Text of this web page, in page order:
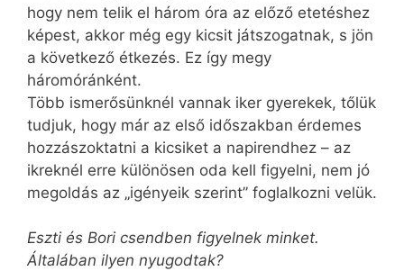
hogy nem telik el három óra az előző etetéshez
képest, akkor még egy kicsit játszogatnak, s jön
a következő étkezés. Ez így megy
háromóránként.
Több ismerősünknél vannak iker gyerekek, tőlük
tudjuk, hogy már az első időszakban érdemes
hozzászoktatni a kicsiket a napirendhez – az
ikreknél erre különösen oda kell figyelni, nem jó
megoldás az „igényeik szerint” foglalkozni velük.
Eszti és Bori csendben figyelnek minket.
Általában ilyen nyugodtak?